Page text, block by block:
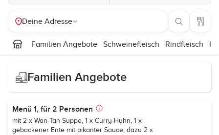
Deine Adresse
Familien Angebote Schweinefleisch Rindfleisch
Familien Angebote
Menü 1, für 2 Personen
mit 2 x Wan-Tan Suppe, 1 x Curry-Huhn, 1 x
gebackener Ente mit pikanter Sauce, dazu 2 x